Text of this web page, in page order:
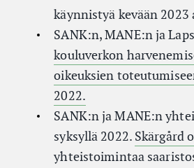
käynnistyä kevään 2023
SANK:n, MANE:n ja
kouluverkon
oikeuksien
2022.
SANK:n ja MANE:n
syksyllä 2022. Skärgård
yhteistoimintaa